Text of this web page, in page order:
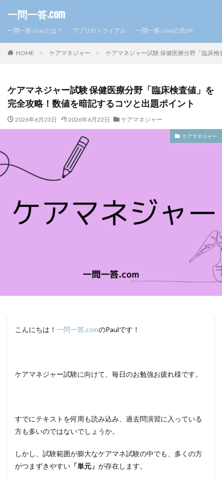
一問一答.com
一問一答.comとは？ アプリのトライアル 一問一答.com公式HP
HOME ケアマネジャー ケアマネジャー試験 保健医療分野「臨床
ケアマネジャー試験 保健医療分野「臨床検査値」を
完全攻略！数値を暗記するコツと出題ポイント
2026年6月23日 2026年6月22日 ケアマネジャー
ケアマネジャー
こんにちは！ 一問一答.comのPaulです！
ケアマネジャー試験に向けて、毎日のお勉強お疲れ様です。
すでにテキストを何周も読み込み、過去問演習に入っている
方も多いのではないでしょうか。
しかし、試験範囲が膨大なケアマネ試験の中でも、多くの方
がつまずきやすい 「単元」 が存在します。